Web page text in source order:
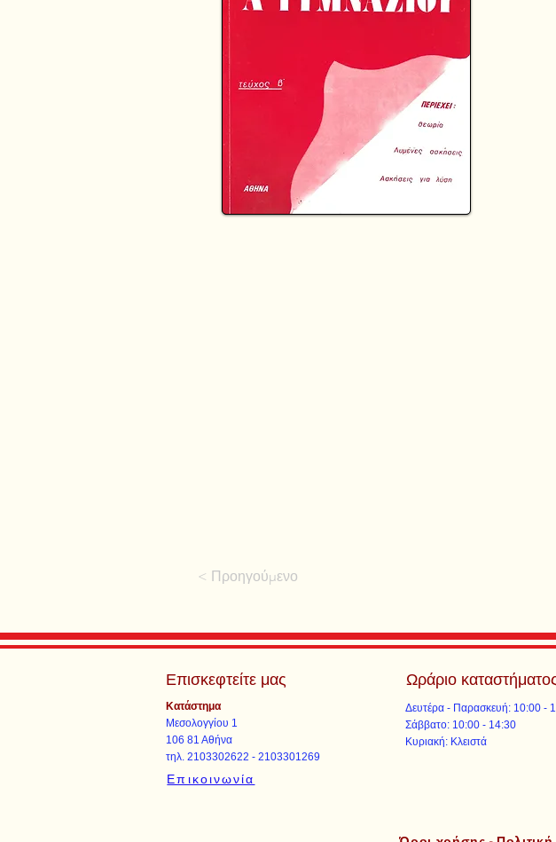
< Προηγούμενο
Επισκεφτείτε μας
Κατάστημα
Μεσολογγίου 1
106 81 Αθήνα
τηλ. 2103302622 - 2103301269
Επικοινωνία
Ωράριο
Δευτέρα - Παρασκευή: 10:00 -
​​Σάββατο: 10:00 - 14:30
​Κυριακή: Κλειστά